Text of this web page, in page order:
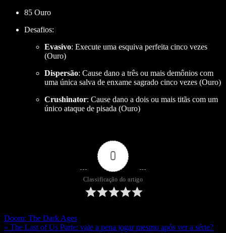
85 Ouro
Desafios:
Evasivo: Execute uma esquiva perfeita cinco vezes
(Ouro)
Dispersão: Cause dano a três ou mais demônios com
uma única salva de enxame sagrado cinco vezes (Ouro)
Crushinator: Cause dano a dois ou mais titãs com um
único ataque de pisada (Ouro)
0
Classificação do artigo
Doom: The Dark Ages
« The Last of Us Parte: vale a pena jogar mesmo após ver a série?